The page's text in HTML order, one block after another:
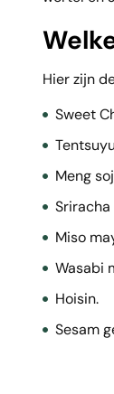
Hier zijn
Sweet
Meng
Miso
Wasabi
Hoisin.
Sesam